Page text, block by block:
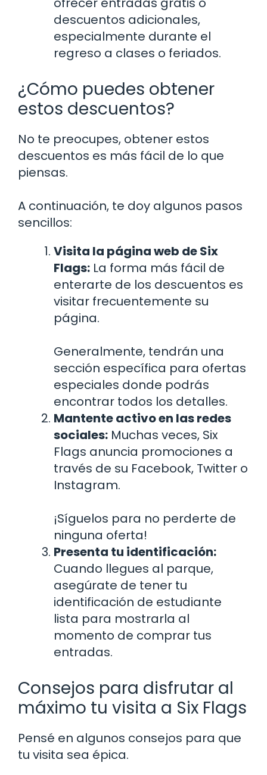
descuentos adicionales,
especialmente durante el
regreso a clases o feriados.
¿Cómo puedes obtener
estos descuentos?
No te preocupes, obtener estos
descuentos es más fácil de lo que
piensas.
A continuación, te doy algunos pasos
sencillos:
Visita la página web de Six
Flags: La forma más fácil de
enterarte de los descuentos es
visitar frecuentemente su
página.
Generalmente, tendrán una
sección específica para ofertas
especiales donde podrás
encontrar todos los detalles.
Mantente activo en las redes
sociales: Muchas veces, Six
Flags anuncia promociones a
través de su Facebook, Twitter o
Instagram.
¡Síguelos para no perderte de
ninguna oferta!
Presenta tu identificación:
Cuando llegues al parque,
asegúrate de tener tu
identificación de estudiante
lista para mostrarla al
momento de comprar tus
entradas.
Consejos para disfrutar al
máximo tu visita a Six Flags
Pensé en algunos consejos para que
tu visita sea épica.